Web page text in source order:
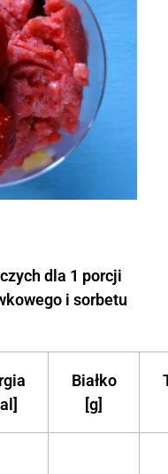
dla 1 porcji
i sorbetu
Białko
[g]